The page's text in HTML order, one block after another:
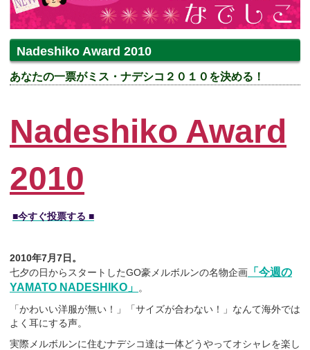
Nadeshiko Award 2010
あなたの一票がミス・ナデシコ２０１０を決める！
Nadeshiko Award
2010
■今すぐ投票する ■
2010年7月7日。
七夕の日からスタートしたGO豪メルボルンの名物企画 「今週の
YAMATO NADESHIKO」
。
「かわいい洋服が無い！」「サイズが合わない！」なんて海外では
よく耳にする声。
実際メルボルンに住むナデシコ達は一体どうやってオシャレを楽し